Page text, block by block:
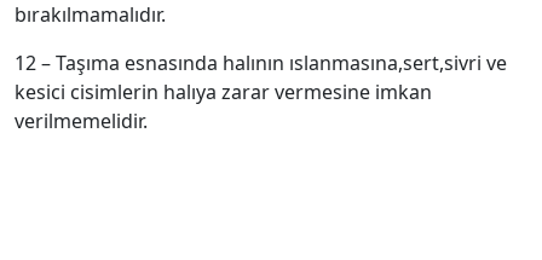
bırakılmamalıdır.
12 – Taşıma esnasında halının ıslanmasına,sert,sivri ve
kesici cisimlerin halıya zarar vermesine imkan
verilmemelidir.